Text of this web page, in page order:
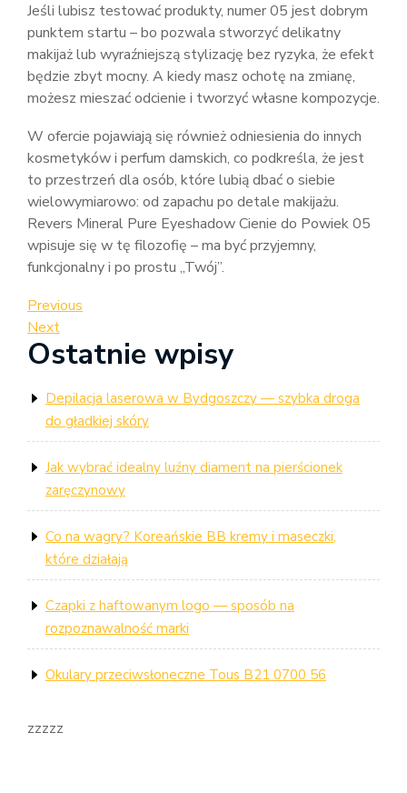
Jeśli lubisz testować produkty, numer 05 jest dobrym
punktem startu – bo pozwala stworzyć delikatny
makijaż lub wyraźniejszą stylizację bez ryzyka, że efekt
będzie zbyt mocny. A kiedy masz ochotę na zmianę,
możesz mieszać odcienie i tworzyć własne kompozycje.
W ofercie pojawiają się również odniesienia do innych
kosmetyków i perfum damskich, co podkreśla, że jest
to przestrzeń dla osób, które lubią dbać o siebie
wielowymiarowo: od zapachu po detale makijażu.
Revers Mineral Pure Eyeshadow Cienie do Powiek 05
wpisuje się w tę filozofię – ma być przyjemny,
funkcjonalny i po prostu „Twój”.
Nawigacja
wpisu
Previous
Post
Previous
Next
Post
Next
Ostatnie wpisy
Depilacja laserowa w Bydgoszczy — szybka droga
do gładkiej skóry
Jak wybrać idealny luźny diament na pierścionek
zaręczynowy
Co na wagry? Koreańskie BB kremy i maseczki,
które działają
Czapki z haftowanym logo — sposób na
rozpoznawalność marki
Okulary przeciwsłoneczne Tous B21 0700 56
zzzzz